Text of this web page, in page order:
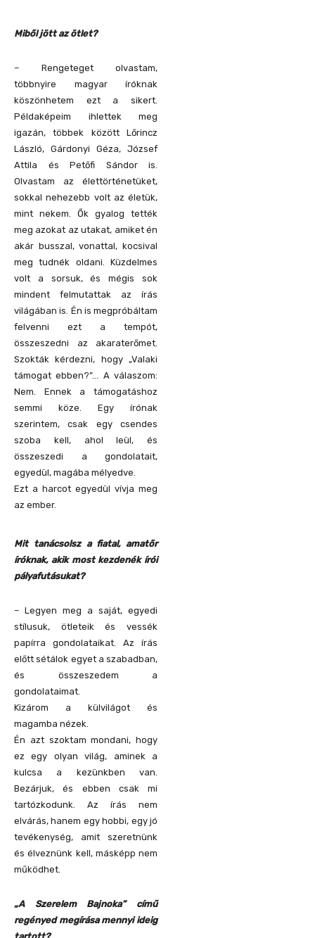
Miből jött az ötlet?
– Rengeteget olvastam,
többnyire magyar íróknak
köszönhetem ezt a sikert.
Példaképeim ihlettek meg
igazán, többek között Lőrincz
László, Gárdonyi Géza, József
Attila és Petőfi Sándor is.
Olvastam az élettörténetüket,
sokkal nehezebb volt az életük,
mint nekem. Ők gyalog tették
meg azokat az utakat, amiket én
akár busszal, vonattal, kocsival
meg tudnék oldani. Küzdelmes
volt a sorsuk, és mégis sok
mindent felmutattak az írás
világában is. Én is megpróbáltam
felvenni ezt a tempót,
összeszedni az akaraterőmet.
Szokták kérdezni, hogy „Valaki
támogat ebben?”… A válaszom:
Nem. Ennek a támogatáshoz
semmi köze. Egy írónak
szerintem, csak egy csendes
szoba kell, ahol leül, és
összeszedi a gondolatait,
egyedül, magába mélyedve.
Ezt a harcot egyedül vívja meg
az ember.
Mit tanácsolsz a fiatal, amatőr
íróknak, akik most kezdenék írói
pályafutásukat?
– Legyen meg a saját, egyedi
stílusuk, ötleteik és vessék
papírra gondolataikat. Az írás
előtt sétálok egyet a szabadban,
és összeszedem a
gondolataimat.
Kizárom a külvilágot és
magamba nézek.
Én azt szoktam mondani, hogy
ez egy olyan világ, aminek a
kulcsa a kezünkben van.
Bezárjuk, és ebben csak mi
tartózkodunk. Az írás nem
elvárás, hanem egy hobbi, egy jó
tevékenység, amit szeretnünk
és élveznünk kell, másképp nem
működhet.
„A Szerelem Bajnoka” című
regényed megírása mennyi ideig